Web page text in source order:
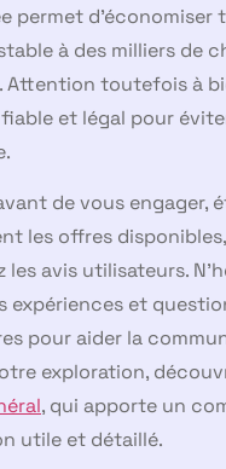
permet
à des milliers de
Attention toutefois à
et légal pour
de vous engager,
les offres
avis utilisateurs.
expériences et
pour aider la
exploration,
, qui apporte un
utile et détaillé.